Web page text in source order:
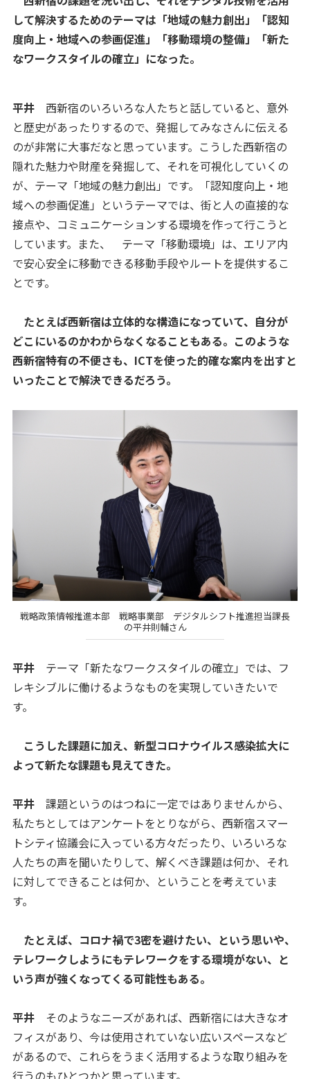
して解決するためのテーマは「地域の魅力創出」「認知
度向上・地域への参画促進」「移動環境の整備」「新た
なワークスタイルの確立」になった。
平井西新宿のいろいろな人たちと話していると、意外
と歴史があったりするので、発掘してみなさんに伝える
のが非常に大事だなと思っています。こうした西新宿の
隠れた魅力や財産を発掘して、それを可視化していくの
が、テーマ「地域の魅力創出」です。「認知度向上・地
域への参画促進」というテーマでは、街と人の直接的な
接点や、コミュニケーションする環境を作って行こうと
しています。また、 テーマ「移動環境」は、エリア内
で安心安全に移動できる移動手段やルートを提供するこ
とです。
たとえば西新宿は立体的な構造になっていて、自分が
どこにいるのかわからなくなることもある。このような
西新宿特有の不便さも、ICTを使った的確な案内を出すと
いったことで解決できるだろう。
戦略政策情報推進本部 戦略事業部 デジタルシフト推進担当課長
の平井則輔さん
平井テーマ「新たなワークスタイルの確立」では、フ
レキシブルに働けるようなものを実現していきたいで
す。
こうした課題に加え、新型コロナウイルス感染拡大に
よって新たな課題も見えてきた。
平井課題というのはつねに一定ではありませんから、
私たちとしてはアンケートをとりながら、西新宿スマー
トシティ協議会に入っている方々だったり、いろいろな
人たちの声を聞いたりして、解くべき課題は何か、それ
に対してできることは何か、ということを考えていま
す。
たとえば、コロナ禍で3密を避けたい、という思いや、
テレワークしようにもテレワークをする環境がない、と
いう声が強くなってくる可能性もある。
平井そのようなニーズがあれば、西新宿には大きなオ
フィスがあり、今は使用されていない広いスペースなど
があるので、これらをうまく活用するような取り組みを
行うのもひとつかと思っています。